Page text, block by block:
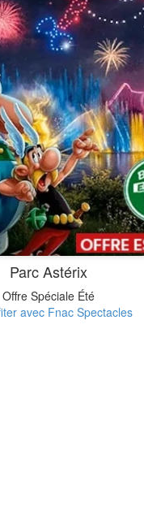
Parc Astérix
Offre Spéciale Été
avec Fnac Spectacles